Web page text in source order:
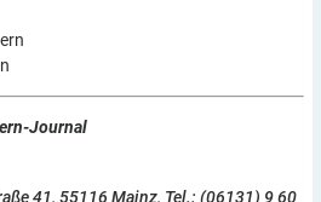
Journal
41, 55116 Mainz, Tel.: (06131) 9 60